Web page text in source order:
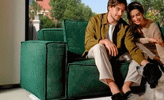
Обзор вертикального
Pro: гибкий подход к